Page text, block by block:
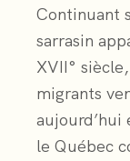
Continuant
sarrasin
XVII°
migrants
aujourd’hui
le Québec